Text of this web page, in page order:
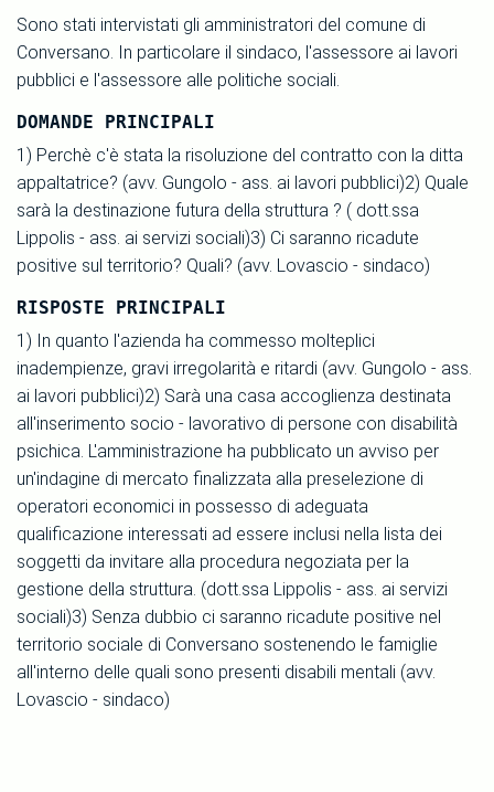
Sono stati intervistati gli amministratori del comune di
Conversano. In particolare il sindaco, l'assessore ai lavori
pubblici e l'assessore alle politiche sociali.
DOMANDE PRINCIPALI
1) Perchè c'è stata la risoluzione del contratto con la ditta
appaltatrice? (avv. Gungolo - ass. ai lavori pubblici)2) Quale
sarà la destinazione futura della struttura ? ( dott.ssa
Lippolis - ass. ai servizi sociali)3) Ci saranno ricadute
positive sul territorio? Quali? (avv. Lovascio - sindaco)
RISPOSTE PRINCIPALI
1) In quanto l'azienda ha commesso molteplici
inadempienze, gravi irregolarità e ritardi (avv. Gungolo - ass.
ai lavori pubblici)2) Sarà una casa accoglienza destinata
all'inserimento socio - lavorativo di persone con disabilità
psichica. L'amministrazione ha pubblicato un avviso per
un'indagine di mercato finalizzata alla preselezione di
operatori economici in possesso di adeguata
qualificazione interessati ad essere inclusi nella lista dei
soggetti da invitare alla procedura negoziata per la
gestione della struttura. (dott.ssa Lippolis - ass. ai servizi
sociali)3) Senza dubbio ci saranno ricadute positive nel
territorio sociale di Conversano sostenendo le famiglie
all'interno delle quali sono presenti disabili mentali (avv.
Lovascio - sindaco)